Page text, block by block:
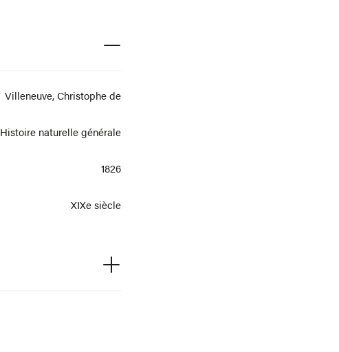
Villeneuve, Christophe de
Histoire naturelle générale
1826
XIXe siècle